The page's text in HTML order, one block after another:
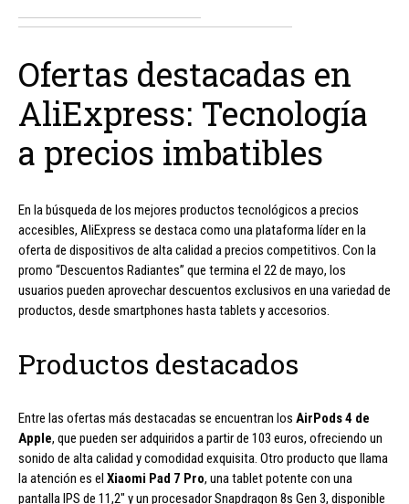
Ofertas destacadas en
AliExpress: Tecnología
a precios imbatibles
En la búsqueda de los mejores productos tecnológicos a precios
accesibles, AliExpress se destaca como una plataforma líder en la
oferta de dispositivos de alta calidad a precios competitivos. Con la
promo “Descuentos Radiantes” que termina el 22 de mayo, los
usuarios pueden aprovechar descuentos exclusivos en una variedad de
productos, desde smartphones hasta tablets y accesorios.
Productos destacados
Entre las ofertas más destacadas se encuentran los AirPods 4 de
Apple, que pueden ser adquiridos a partir de 103 euros, ofreciendo un
sonido de alta calidad y comodidad exquisita. Otro producto que llama
la atención es el Xiaomi Pad 7 Pro, una tablet potente con una
pantalla IPS de 11,2″ y un procesador Snapdragon 8s Gen 3, disponible